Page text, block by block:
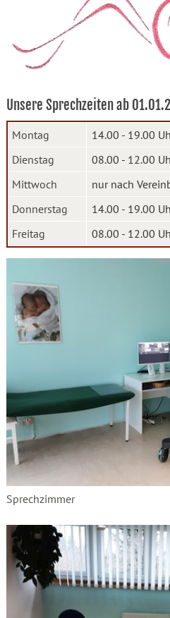
Unsere Sprechzeiten ab
Montag
14.00 - 19.00
Dienstag
08.00 - 12.00
Mittwoch
nur nach
Donnerstag
14.00 - 19.00
Freitag
08.00 - 12.00
Sprechzimmer